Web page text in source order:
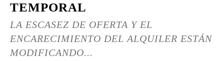
TEMPORAL
LA ESCASEZ DE OFERTA Y EL
ENCARECIMIENTO DEL ALQUILER ESTÁN
MODIFICANDO...